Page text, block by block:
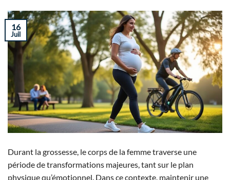
16
Juil
Durant la grossesse, le corps de la femme traverse une
période de transformations majeures, tant sur le plan
physique qu’émotionnel. Dans ce contexte, maintenir une